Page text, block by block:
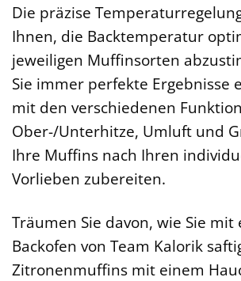
Die präzise
Ihnen, die Backtemperatur
jeweiligen Muffinsorten
Sie immer perfekte Ergebnisse
mit den verschiedenen
Ober-/Unterhitze, Umluft und
Ihre Muffins nach Ihren
Vorlieben zubereiten.
Träumen Sie davon, wie Sie mit
Backofen von Team Kalorik
Zitronenmuffins mit einem